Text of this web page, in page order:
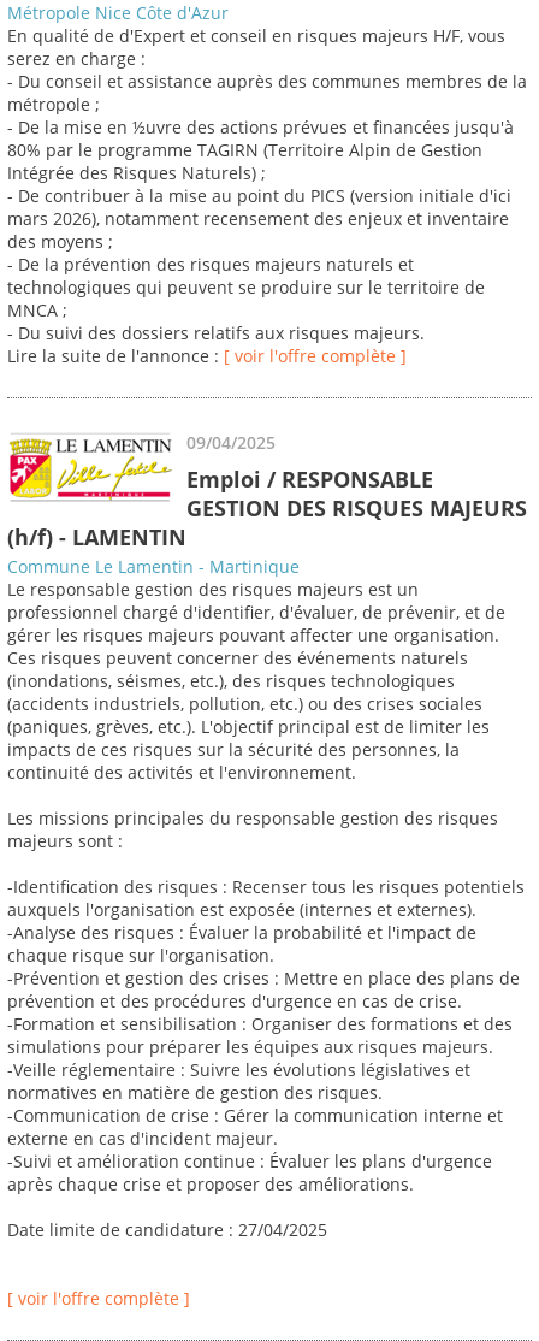
Métropole Nice Côte d'Azur
En qualité de d'Expert et conseil en risques majeurs H/F, vous
serez en charge :
- Du conseil et assistance auprès des communes membres de la
métropole ;
- De la mise en ½uvre des actions prévues et financées jusqu'à
80% par le programme TAGIRN (Territoire Alpin de Gestion
Intégrée des Risques Naturels) ;
- De contribuer à la mise au point du PICS (version initiale d'ici
mars 2026), notamment recensement des enjeux et inventaire
des moyens ;
- De la prévention des risques majeurs naturels et
technologiques qui peuvent se produire sur le territoire de
MNCA ;
- Du suivi des dossiers relatifs aux risques majeurs.
Lire la suite de l'annonce : [ voir l'offre complète ]
09/04/2025
Emploi / RESPONSABLE
GESTION DES RISQUES MAJEURS
(h/f) - LAMENTIN
Commune Le Lamentin - Martinique
Le responsable gestion des risques majeurs est un
professionnel chargé d'identifier, d'évaluer, de prévenir, et de
gérer les risques majeurs pouvant affecter une organisation.
Ces risques peuvent concerner des événements naturels
(inondations, séismes, etc.), des risques technologiques
(accidents industriels, pollution, etc.) ou des crises sociales
(paniques, grèves, etc.). L'objectif principal est de limiter les
impacts de ces risques sur la sécurité des personnes, la
continuité des activités et l'environnement.
Les missions principales du responsable gestion des risques
majeurs sont :
-Identification des risques : Recenser tous les risques potentiels
auxquels l'organisation est exposée (internes et externes).
-Analyse des risques : Évaluer la probabilité et l'impact de
chaque risque sur l'organisation.
-Prévention et gestion des crises : Mettre en place des plans de
prévention et des procédures d'urgence en cas de crise.
-Formation et sensibilisation : Organiser des formations et des
simulations pour préparer les équipes aux risques majeurs.
-Veille réglementaire : Suivre les évolutions législatives et
normatives en matière de gestion des risques.
-Communication de crise : Gérer la communication interne et
externe en cas d'incident majeur.
-Suivi et amélioration continue : Évaluer les plans d'urgence
après chaque crise et proposer des améliorations.
Date limite de candidature : 27/04/2025
[ voir l'offre complète ]